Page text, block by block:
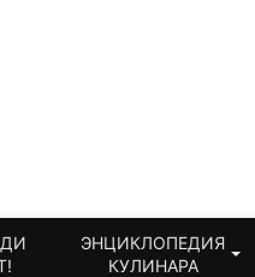
ЭНЦИКЛОПЕДИЯ
КУЛИНАРА